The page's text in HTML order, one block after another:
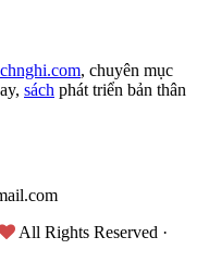
, chuyên mục
sách phát triển bản thân
All Rights Reserved ·